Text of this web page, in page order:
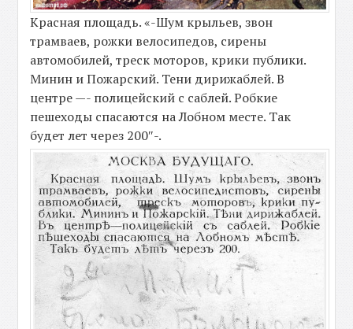
Красная площадь. «-Шум крыльев, звон
трамваев, рожки велосипедов, сирены
автомобилей, треск моторов, крики публики.
Минин и Пожарский. Тени дирижаблей. В
центре —- полицейский с саблей. Робкие
пешеходы спасаются на Лобном месте. Так
будет лет через 200″-.